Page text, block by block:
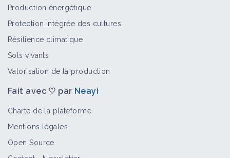
Production énergétique
Protection intégrée des cultures
Résilience climatique
Sols vivants
Valorisation de la production
Fait avec ♡ par Neayi
Charte de la plateforme
Mentions légales
Open Source